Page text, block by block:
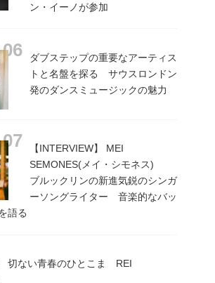
ン・イーノが参加
ダブステップの重要なアーティス
トと名盤を探る サウスロンドン
発のダンスミュージックの魅力
【INTERVIEW】 MEI
SEMONES(メイ・シモネス)
ブルックリンの新進気鋭のシンガ
ーソングライター 音楽的なバッ
語る
切ない青春のひとこま REI